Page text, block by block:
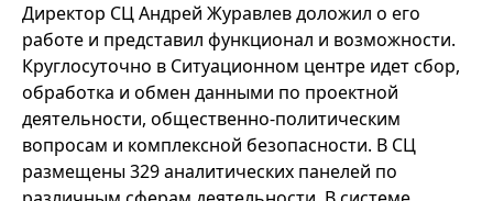
Директор СЦ Андрей Журавлев доложил о его
работе и представил функционал и возможности.
Круглосуточно в Ситуационном центре идет сбор,
обработка и обмен данными по проектной
деятельности, общественно-политическим
вопросам и комплексной безопасности. В СЦ
размещены 329 аналитических панелей по